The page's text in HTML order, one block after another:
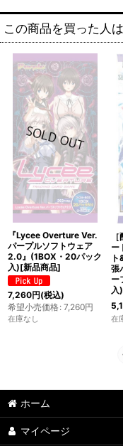
この商品を買った人
『Lycee Overture Ver.
パープルソフトウェア
2.0』(1BOX・20パック
入)[新品商品]
7,260円(税込)
希望小売価格: 7,260円
在庫なし
ー
張
ー
入
在
ホーム
マイページ